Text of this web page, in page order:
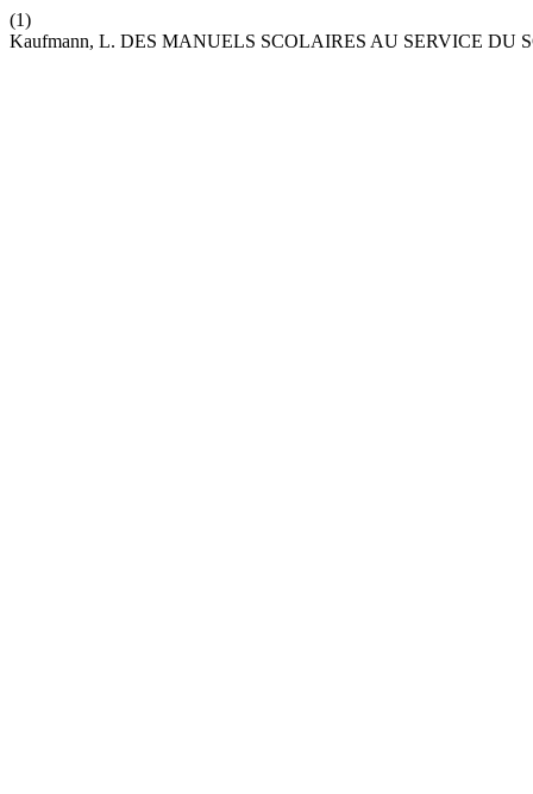
(1)
Kaufmann, L. DES MANUELS SCOLAIRES AU SERVICE DU